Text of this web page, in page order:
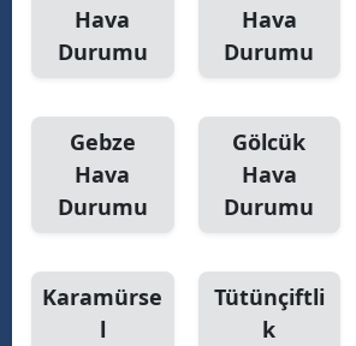
Hava
Durumu
Hava
Durumu
Gebze
Hava
Durumu
Gölcük
Hava
Durumu
Karamürse
l
Tütünçiftli
k